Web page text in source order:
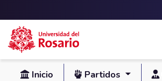
Skip to main content
Inicio Partidos